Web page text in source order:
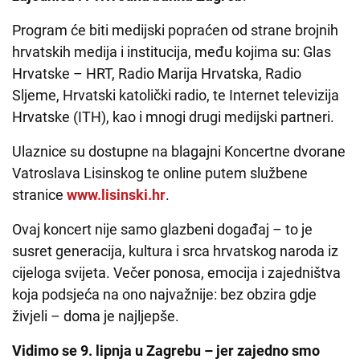
Program će biti medijski popraćen od strane brojnih
hrvatskih medija i institucija, među kojima su: Glas
Hrvatske – HRT, Radio Marija Hrvatska, Radio
Sljeme, Hrvatski katolički radio, te Internet televizija
Hrvatske (ITH), kao i mnogi drugi medijski partneri.
Ulaznice su dostupne na blagajni Koncertne dvorane
Vatroslava Lisinskog te online putem službene
stranice www.lisinski.hr.
Ovaj koncert nije samo glazbeni događaj – to je
susret generacija, kultura i srca hrvatskog naroda iz
cijeloga svijeta. Večer ponosa, emocija i zajedništva
koja podsjeća na ono najvažnije: bez obzira gdje
živjeli – doma je najljepše.
Vidimo se 9. lipnja u Zagrebu – jer zajedno smo